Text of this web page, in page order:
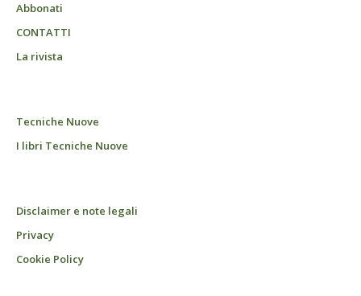
Abbonati
CONTATTI
La rivista
Tecniche Nuove
I libri Tecniche Nuove
Disclaimer e note legali
Privacy
Cookie Policy